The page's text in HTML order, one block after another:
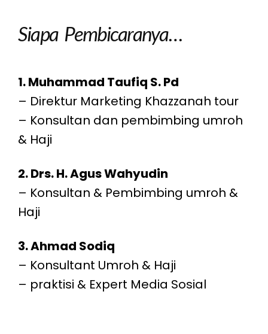
Siapa Pembicaranya…
1. Muhammad Taufiq S. Pd
– Direktur Marketing Khazzanah tour
– Konsultan dan pembimbing umroh
& Haji
2. Drs. H. Agus Wahyudin
– Konsultan & Pembimbing umroh &
Haji
3. Ahmad Sodiq
– Konsultant Umroh & Haji
– praktisi & Expert Media Sosial